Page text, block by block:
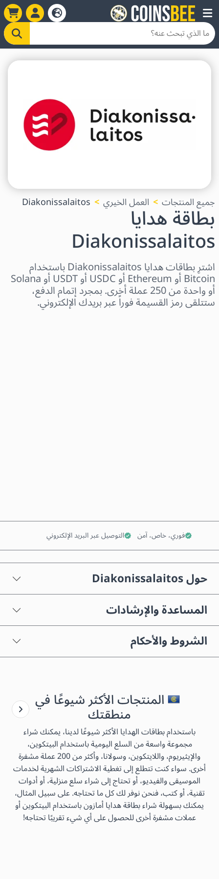
جميع المنتجات العمل الخيري Diakonissalaitos بطاقة هدايا
Diakonissalaitos
اشترِ بطاقات هدايا Diakonissalaitos باستخدام
Bitcoin أو Ethereum أو USDC أو USDT أو Solana
أو واحدة من 250 عملة أخرى. بمجرد إتمام الدفع،
ستتلقى رمز القسيمة فوراً عبر بريدك الإلكتروني.
فوري، خاص، آمن التوصيل عبر البريد الإلكتروني
حول Diakonissalaitos
المساعدة والإرشادات
الشروط والأحكام
المنتجات الأكثر شيوعًا في
منطقتك
باستخدام بطاقات الهدايا الأكثر شيوعًا لدينا، يمكنك شراء
مجموعة واسعة من السلع اليومية باستخدام البيتكوين،
والإيثيريوم، واللايتكوين، وسولانا، وأكثر من 200 عملة مشفرة
أخرى. سواء كنت تتطلع إلى تغطية الاشتراكات الشهرية لخدمات
الموسيقى والفيديو، أو تحتاج إلى شراء سلع منزلية، أو أدوات
تقنية، أو كتب، فنحن نوفر لك كل ما تحتاجه. على سبيل المثال،
يمكنك بسهولة شراء بطاقة هدايا أمازون باستخدام البيتكوين أو
عملات مشفرة أخرى للحصول على أي شيء تقريبًا تحتاجه!